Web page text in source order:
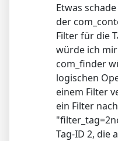
Etwas
der
Filter für die
würde ich
com_finder
logischen
einem Filter
ein Filter
Tag-ID 2, die